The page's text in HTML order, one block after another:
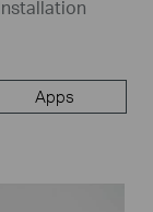
Apps